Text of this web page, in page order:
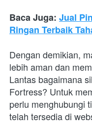
Baca Juga: Jual
Ringan Terbaik
Dengan demikian,
lebih aman dan
Lantas bagaimana
Fortress? Untuk
perlu menghubungi
telah tersedia di